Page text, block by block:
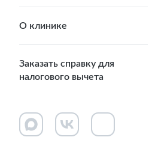
О клинике
Заказать справку для
налогового вычета